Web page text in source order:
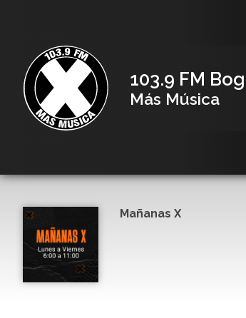
103.9 FM
Más Música
Mañanas X